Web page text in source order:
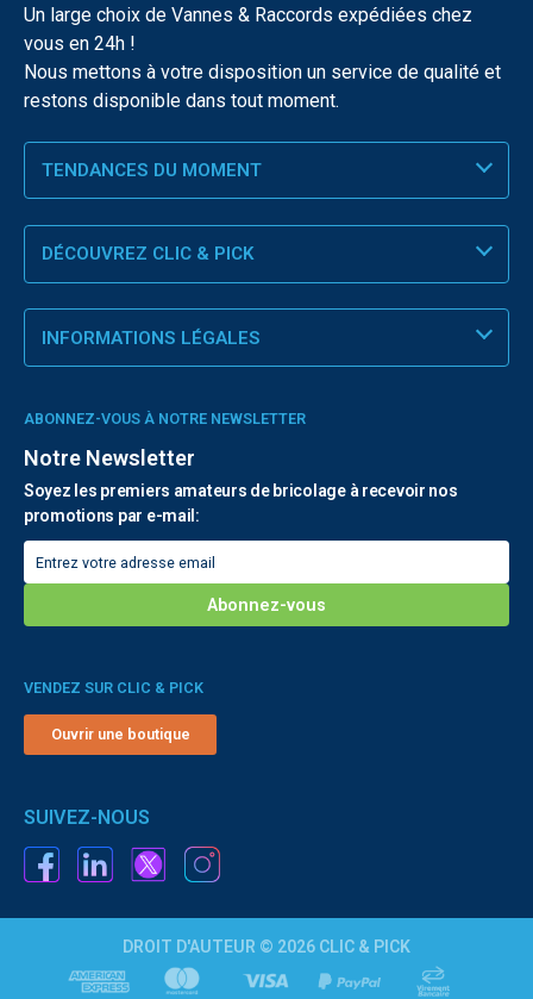
Un large choix de Vannes & Raccords expédiées chez
vous en 24h !
Nous mettons à votre disposition un service de qualité et
restons disponible dans tout moment.
TENDANCES DU MOMENT
DÉCOUVREZ CLIC & PICK
INFORMATIONS LÉGALES
ABONNEZ-VOUS À NOTRE NEWSLETTER
Notre Newsletter
Soyez les premiers amateurs de bricolage à recevoir nos
promotions par e-mail:
VENDEZ SUR CLIC & PICK
Ouvrir une boutique
SUIVEZ-NOUS
DROIT D'AUTEUR © 2026 CLIC & PICK